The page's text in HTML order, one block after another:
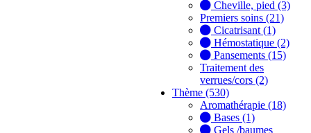
Cheville, pied (3)
Premiers soins (21)
Cicatrisant (1)
Hémostatique (2)
Pansements (15)
Traitement des
verrues/cors (2)
Thème (530)
Aromathérapie (18)
Bases (1)
Gels /baumes